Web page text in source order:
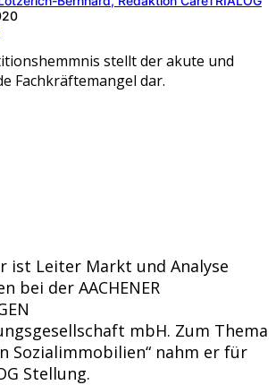
stellt der akute und
Fachkräftemangel dar.
ist Leiter Markt und Analyse
bei der AACHENER
mbH. Zum Thema
Sozialimmobilien“ nahm er für
Stellung.